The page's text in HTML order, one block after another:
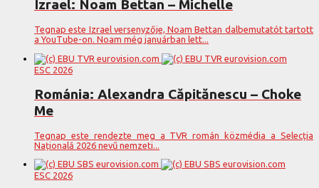
Izrael: Noam Bettan – Michelle
Tegnap este Izrael versenyzője, Noam Bettan dalbemutatót tartott
a YouTube-on. Noam még januárban lett...
ESC 2026
Románia: Alexandra Căpitănescu – Choke
Me
Tegnap este rendezte meg a TVR román közmédia a Selecția
Națională 2026 nevű nemzeti...
ESC 2026